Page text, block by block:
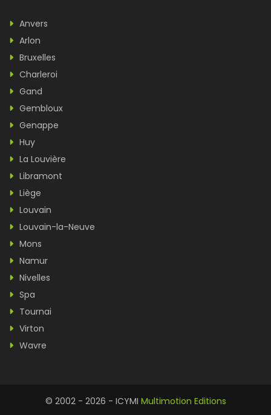
Anvers
Arlon
Bruxelles
Charleroi
Gand
Gembloux
Genappe
Huy
La Louvière
Libramont
Liège
Louvain
Louvain-la-Neuve
Mons
Namur
Nivelles
Spa
Tournai
Virton
Wavre
© 2002 - 2026 - ICYMI Multimotion Editions